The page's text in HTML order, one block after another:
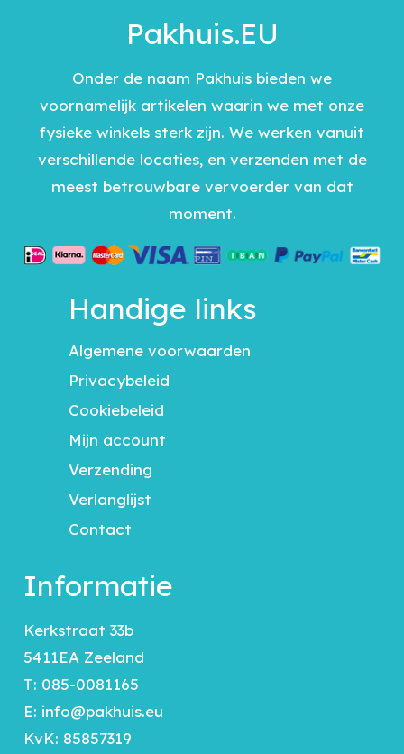
Pakhuis.EU
Onder de naam Pakhuis bieden we
voornamelijk artikelen waarin we met onze
fysieke winkels sterk zijn. We werken vanuit
verschillende locaties, en verzenden met de
meest betrouwbare vervoerder van dat
moment.
Handige links
Algemene voorwaarden
Privacybeleid
Cookiebeleid
Mijn account
Verzending
Verlanglijst
Contact
Informatie
Kerkstraat 33b
5411EA Zeeland
T: 085-0081165
E: info@pakhuis.eu
KvK: 85857319